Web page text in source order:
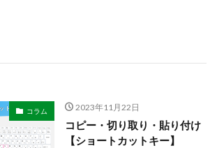
コラム 2023年11月22日
コピー・切り取り・貼り付け
【ショートカットキー】